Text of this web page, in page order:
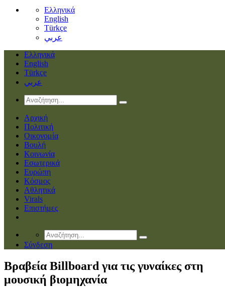
Ελληνικά
English
Türkçe
عربي
Ελληνικά
English
Türkçe
عربي
Αρχική
Πολιτική
Οικονομία
Βουλή
Κοινωνία
Εσωτερικά
Ευρώπη
Κόσμος
Αθλητικά
Virals
Επιστήμες
Σύνδεση
Βραβεία Billboard για τις γυναίκες στη
μουσική βιομηχανία